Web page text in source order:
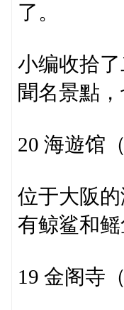
了。
小编收拾
聞名景點
20 海遊馆
位于大阪
有鲸鲨和
19 金阁寺